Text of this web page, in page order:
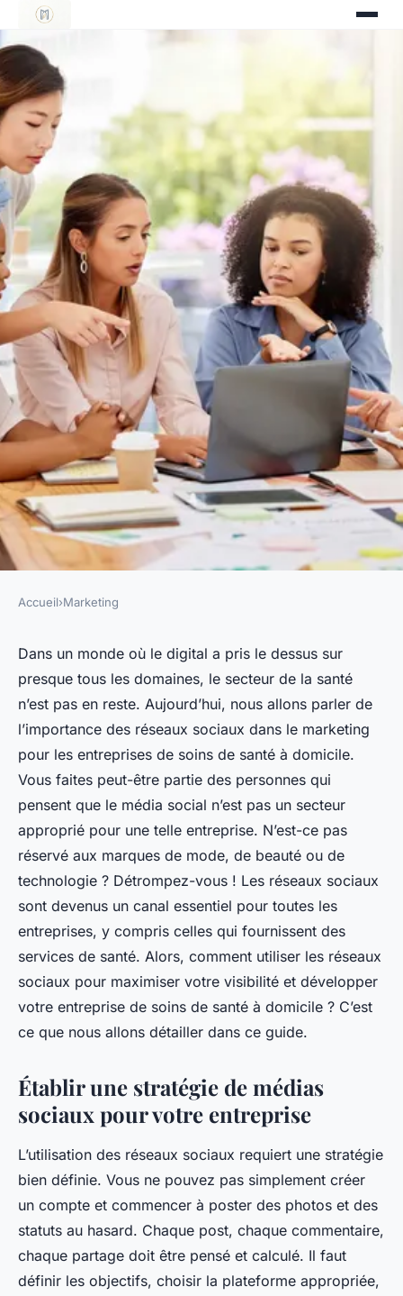
Quelles sont les meilleures
pratiques pour le marketing
des médias sociaux pour les
entreprises de soins de santé à
domicile ?
Accueil›Marketing
Dans un monde où le digital a pris le dessus sur
presque tous les domaines, le secteur de la santé
n’est pas en reste. Aujourd’hui, nous allons parler de
l’importance des réseaux sociaux dans le marketing
pour les entreprises de soins de santé à domicile.
Vous faites peut-être partie des personnes qui
pensent que le média social n’est pas un secteur
approprié pour une telle entreprise. N’est-ce pas
réservé aux marques de mode, de beauté ou de
technologie ? Détrompez-vous ! Les réseaux sociaux
sont devenus un canal essentiel pour toutes les
entreprises, y compris celles qui fournissent des
services de santé. Alors, comment utiliser les réseaux
sociaux pour maximiser votre visibilité et développer
votre entreprise de soins de santé à domicile ? C’est
ce que nous allons détailler dans ce guide.
Établir une stratégie de médias
sociaux pour votre entreprise
L’utilisation des réseaux sociaux requiert une stratégie
bien définie. Vous ne pouvez pas simplement créer
un compte et commencer à poster des photos et des
statuts au hasard. Chaque post, chaque commentaire,
chaque partage doit être pensé et calculé. Il faut
définir les objectifs, choisir la plateforme appropriée,